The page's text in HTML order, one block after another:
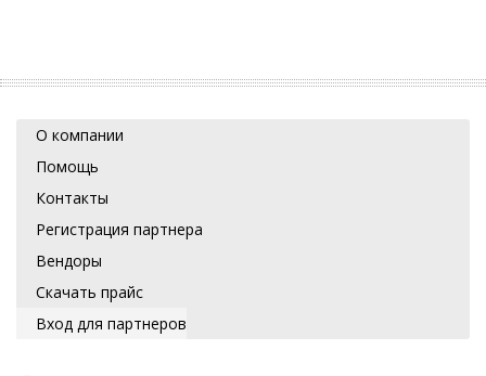
О компании
Помощь
Контакты
Регистрация партнера
Вендоры
Скачать прайс
Вход для партнеров